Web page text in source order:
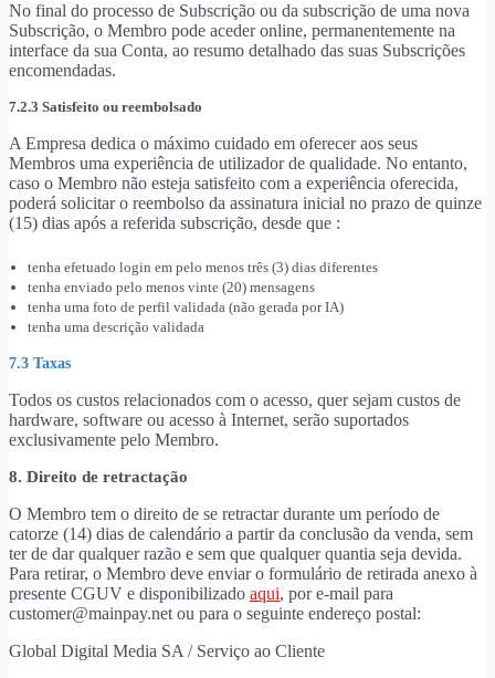
No final do processo de Subscrição ou da subscrição de uma nova
Subscrição, o Membro pode aceder online, permanentemente na
interface da sua Conta, ao resumo detalhado das suas Subscrições
encomendadas.
7.2.3 Satisfeito ou reembolsado
A Empresa dedica o máximo cuidado em oferecer aos seus
Membros uma experiência de utilizador de qualidade. No entanto,
caso o Membro não esteja satisfeito com a experiência oferecida,
poderá solicitar o reembolso da assinatura inicial no prazo de quinze
(15) dias após a referida subscrição, desde que :
tenha efetuado login em pelo menos três (3) dias diferentes
tenha enviado pelo menos vinte (20) mensagens
tenha uma foto de perfil validada (não gerada por IA)
tenha uma descrição validada
7.3 Taxas
Todos os custos relacionados com o acesso, quer sejam custos de
hardware, software ou acesso à Internet, serão suportados
exclusivamente pelo Membro.
8. Direito de retractação
O Membro tem o direito de se retractar durante um período de
catorze (14) dias de calendário a partir da conclusão da venda, sem
ter de dar qualquer razão e sem que qualquer quantia seja devida.
Para retirar, o Membro deve enviar o formulário de retirada anexo à
presente CGUV e disponibilizado aqui, por e-mail para
customer@mainpay.net ou para o seguinte endereço postal:
Global Digital Media SA / Serviço ao Cliente